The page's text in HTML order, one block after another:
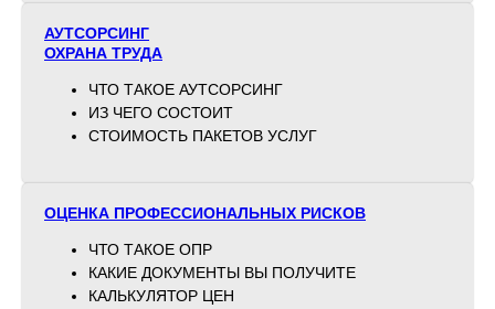
АУТСОРСИНГ
ОХРАНА ТРУДА
ЧТО ТАКОЕ АУТСОРСИНГ
ИЗ ЧЕГО СОСТОИТ
СТОИМОСТЬ ПАКЕТОВ УСЛУГ
ОЦЕНКА ПРОФЕССИОНАЛЬНЫХ РИСКОВ
ЧТО ТАКОЕ ОПР
КАКИЕ ДОКУМЕНТЫ ВЫ ПОЛУЧИТЕ
КАЛЬКУЛЯТОР ЦЕН